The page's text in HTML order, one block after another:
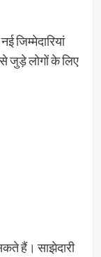
जिम्मेदारियां
जुड़े लोगों के लिए
हैं। साझेदारी